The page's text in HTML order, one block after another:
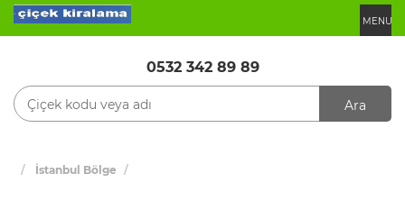
MENU
0532 342 89 89
Ara
İstanbul Bölge